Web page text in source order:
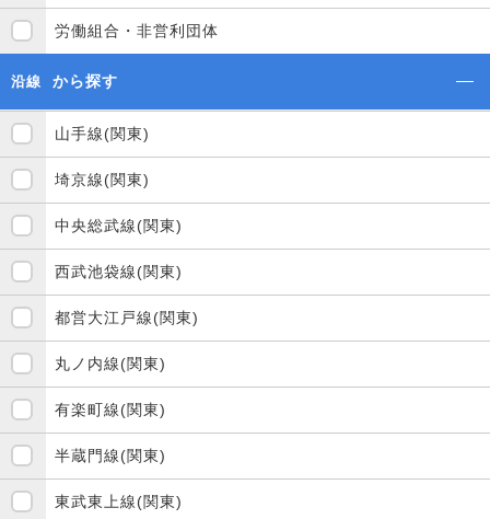
労働組合・非営利団体
沿線 から探す
山手線(関東)
埼京線(関東)
中央総武線(関東)
西武池袋線(関東)
都営大江戸線(関東)
丸ノ内線(関東)
有楽町線(関東)
半蔵門線(関東)
東武東上線(関東)